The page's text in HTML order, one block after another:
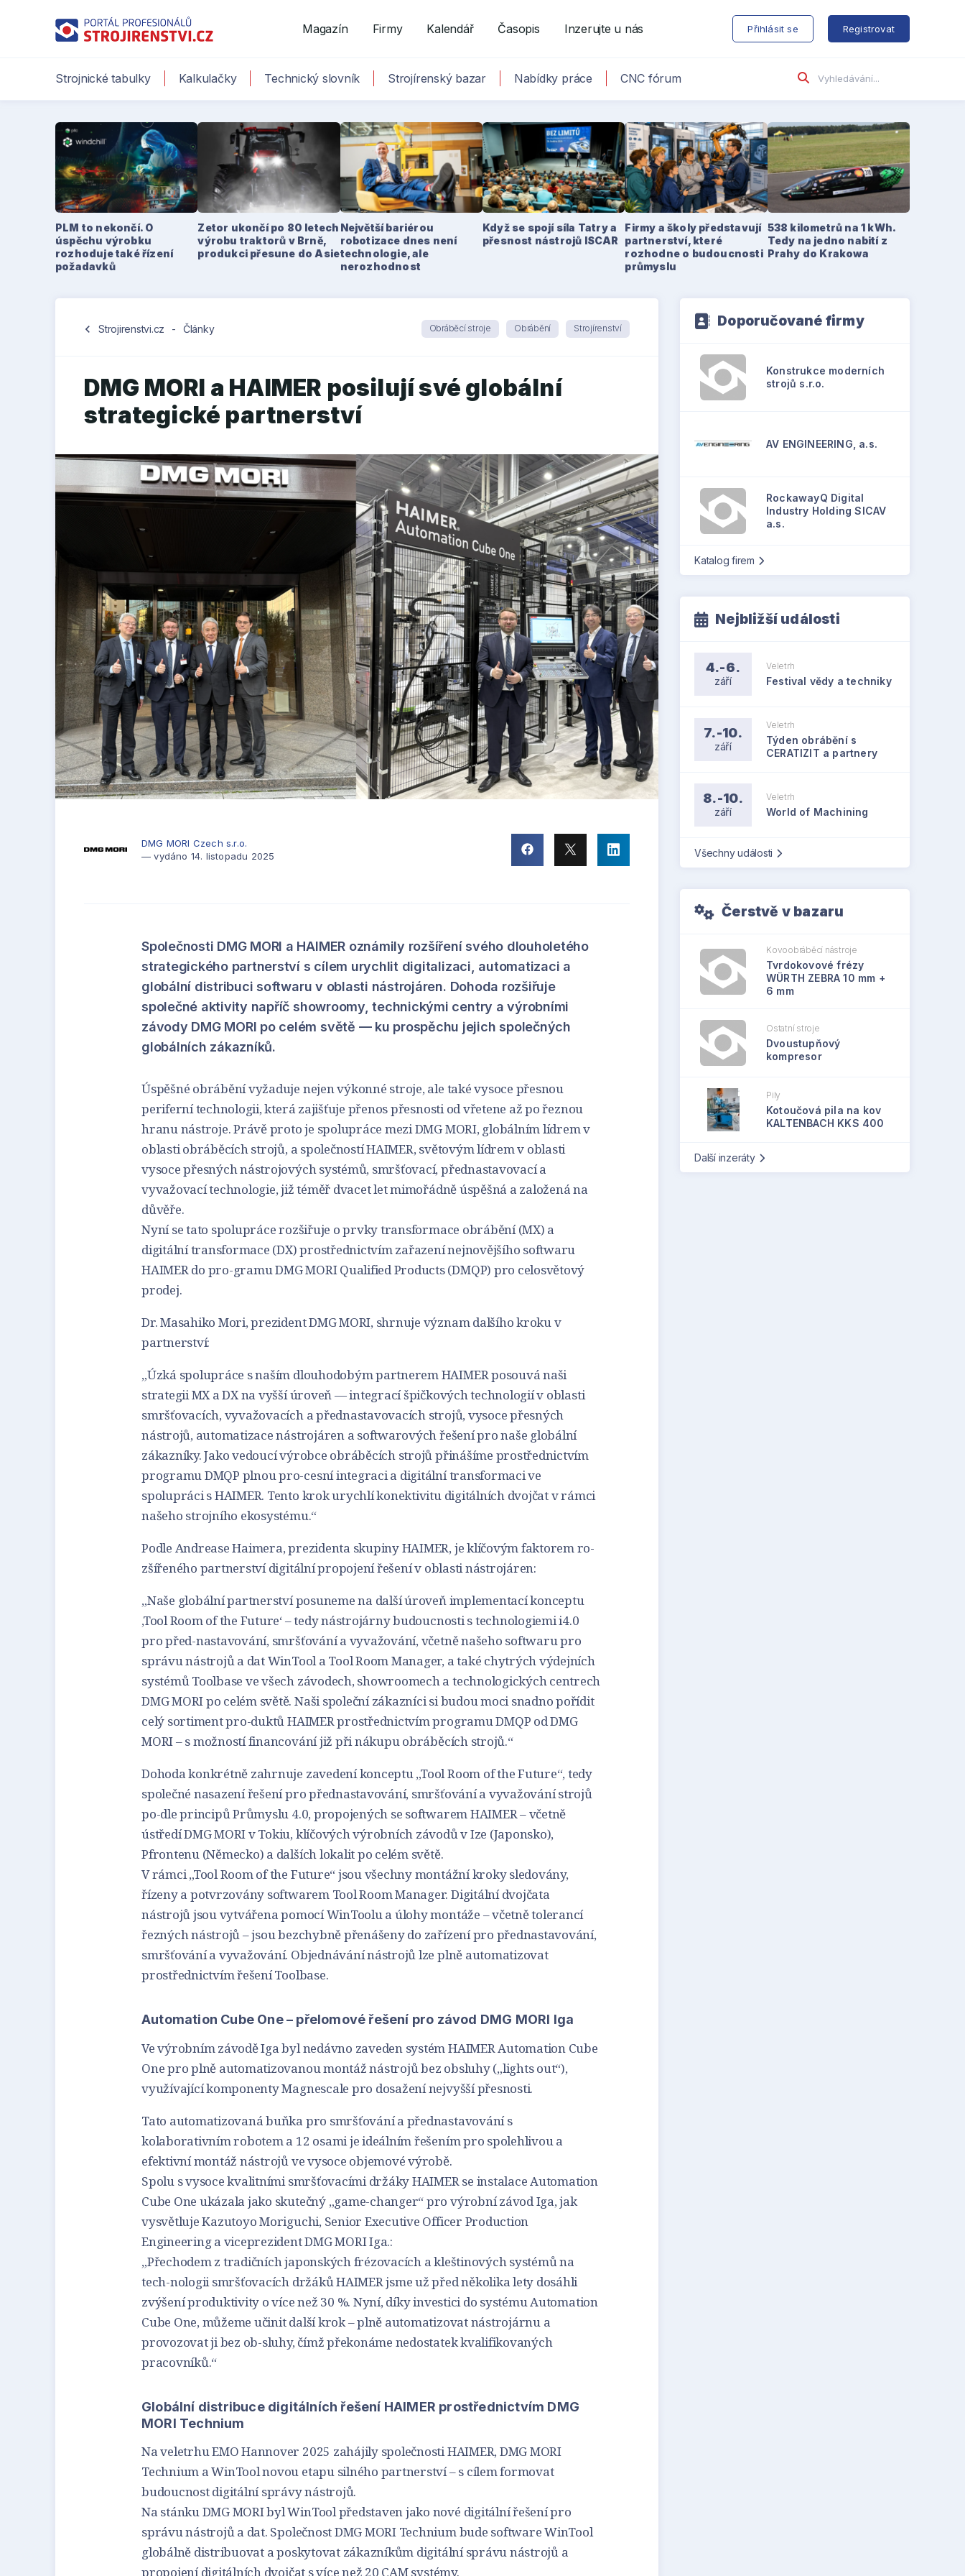
Magazín Firmy Kalendář Časopis Inzerujte u nás Přihlásit se Registrovat
Strojnické tabulky Kalkulačky Technický slovník Strojírenský bazar Nabídky práce CNC fórum
PLM to nekončí. O
úspěchu výrobku
rozhoduje také řízení
požadavků
Zetor ukončí po 80 letech
výrobu traktorů v Brně,
produkci přesune do Asie
Největší bariérou
robotizace dnes není
technologie, ale
nerozhodnost
Když se spojí síla Tatry a
přesnost nástrojů ISCAR
Firmy a školy představují
partnerství, které
rozhodne o budoucnosti
průmyslu
538 kilometrů na 1 kWh.
Tedy na jedno nabití z
Prahy do Krakowa
chevron_left Strojirenstvi.cz - Články Obráběcí stroje Obrábění Strojírenství
DMG MORI a HAIMER posilují své globální
strategické partnerství
DMG MORI Czech s.r.o.
— vydáno 14. listopadu 2025
Společnosti DMG MORI a HAIMER oznámily rozšíření svého dlouholetého
strategického partnerství s cílem urychlit digitalizaci, automatizaci a
globální distribuci softwaru v oblasti nástrojáren. Dohoda rozšiřuje
společné aktivity napříč showroomy, technickými centry a výrobními
závody DMG MORI po celém světě — ku prospěchu jejich společných
globálních zákazníků.
Úspěšné obrábění vyžaduje nejen výkonné stroje, ale také vysoce přesnou
periferní technologii, která zajišťuje přenos přesnosti od vřetene až po řeznou
hranu nástroje. Právě proto je spolupráce mezi DMG MORI, globálním lídrem v
oblasti obráběcích strojů, a společností HAIMER, světovým lídrem v oblasti
vysoce přesných nástrojových systémů, smršťovací, přednastavovací a
vyvažovací technologie, již téměř dvacet let mimořádně úspěšná a založená na
důvěře.
Nyní se tato spolupráce rozšiřuje o prvky transformace obrábění (MX) a
digitální transformace (DX) prostřednictvím zařazení nejnovějšího softwaru
HAIMER do pro-gramu DMG MORI Qualified Products (DMQP) pro celosvětový
prodej.
Dr. Masahiko Mori, prezident DMG MORI, shrnuje význam dalšího kroku v
partnerství:
„Úzká spolupráce s naším dlouhodobým partnerem HAIMER posouvá naši
strategii MX a DX na vyšší úroveň — integrací špičkových technologií v oblasti
smršťovacích, vyvažovacích a přednastavovacích strojů, vysoce přesných
nástrojů, automatizace nástrojáren a softwarových řešení pro naše globální
zákazníky. Jako vedoucí výrobce obráběcích strojů přinášíme prostřednictvím
programu DMQP plnou pro-cesní integraci a digitální transformaci ve
spolupráci s HAIMER. Tento krok urychlí konektivitu digitálních dvojčat v rámci
našeho strojního ekosystému.“
Podle Andrease Haimera, prezidenta skupiny HAIMER, je klíčovým faktorem ro-
zšířeného partnerství digitální propojení řešení v oblasti nástrojáren:
„Naše globální partnerství posuneme na další úroveň implementací konceptu
‚Tool Room of the Future‘ – tedy nástrojárny budoucnosti s technologiemi i4.0
pro před-nastavování, smršťování a vyvažování, včetně našeho softwaru pro
správu nástrojů a dat WinTool a Tool Room Manager, a také chytrých výdejních
systémů Toolbase ve všech závodech, showroomech a technologických centrech
DMG MORI po celém světě. Naši společní zákazníci si budou moci snadno pořídit
celý sortiment pro-duktů HAIMER prostřednictvím programu DMQP od DMG
MORI – s možností financování již při nákupu obráběcích strojů.“
Dohoda konkrétně zahrnuje zavedení konceptu „Tool Room of the Future“, tedy
společné nasazení řešení pro přednastavování, smršťování a vyvažování strojů
po-dle principů Průmyslu 4.0, propojených se softwarem HAIMER – včetně
ústředí DMG MORI v Tokiu, klíčových výrobních závodů v Ize (Japonsko),
Pfrontenu (Německo) a dalších lokalit po celém světě.
V rámci „Tool Room of the Future“ jsou všechny montážní kroky sledovány,
řízeny a potvrzovány softwarem Tool Room Manager. Digitální dvojčata
nástrojů jsou vytvářena pomocí WinToolu a úlohy montáže – včetně tolerancí
řezných nástrojů – jsou bezchybně přenášeny do zařízení pro přednastavování,
smršťování a vyvažování. Objednávání nástrojů lze plně automatizovat
prostřednictvím řešení Toolbase.
Automation Cube One – přelomové řešení pro závod DMG MORI Iga
Ve výrobním závodě Iga byl nedávno zaveden systém HAIMER Automation Cube
One pro plně automatizovanou montáž nástrojů bez obsluhy („lights out“),
využívající komponenty Magnescale pro dosažení nejvyšší přesnosti.
Tato automatizovaná buňka pro smršťování a přednastavování s
kolaborativním robotem a 12 osami je ideálním řešením pro spolehlivou a
efektivní montáž nástrojů ve vysoce objemové výrobě.
Spolu s vysoce kvalitními smršťovacími držáky HAIMER se instalace Automation
Cube One ukázala jako skutečný „game-changer“ pro výrobní závod Iga, jak
vysvětluje Kazutoyo Moriguchi, Senior Executive Officer Production
Engineering a viceprezident DMG MORI Iga.:
„Přechodem z tradičních japonských frézovacích a kleštinových systémů na
tech-nologii smršťovacích držáků HAIMER jsme už před několika lety dosáhli
zvýšení produktivity o více než 30 %. Nyní, díky investici do systému Automation
Cube One, můžeme učinit další krok – plně automatizovat nástrojárnu a
provozovat ji bez ob-sluhy, čímž překonáme nedostatek kvalifikovaných
pracovníků.“
Globální distribuce digitálních řešení HAIMER prostřednictvím DMG
MORI Technium
Na veletrhu EMO Hannover 2025 zahájily společnosti HAIMER, DMG MORI
Technium a WinTool novou etapu silného partnerství – s cílem formovat
budoucnost digitální správy nástrojů.
Na stánku DMG MORI byl WinTool představen jako nové digitální řešení pro
správu nástrojů a dat. Společnost DMG MORI Technium bude software WinTool
globálně distribuovat a poskytovat zákazníkům digitální správu nástrojů a
propojení digitálních dvojčat s více než 20 CAM systémy.
Doporučované firmy
Konstrukce moderních
strojů s.r.o.
AV ENGINEERING, a.s.
RockawayQ Digital
Industry Holding SICAV
a.s.
Katalog firem
Nejbližší události
4.-6.
září
Veletrh
Festival vědy a techniky
7.-10.
září
Veletrh
Týden obrábění s
CERATIZIT a partnery
8.-10.
září
Veletrh
World of Machining
Všechny události
Čerstvě v bazaru
Kovoobráběcí nástroje
Tvrdokovové frézy
WÜRTH ZEBRA 10 mm +
6 mm
Ostatní stroje
Dvoustupňový
kompresor
Pily
Kotoučová pila na kov
KALTENBACH KKS 400
Další inzeráty